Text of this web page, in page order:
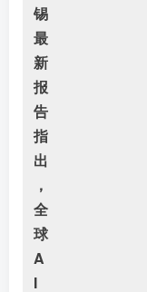
锡
最
新
报
告
指
出
，
全
球
A
I